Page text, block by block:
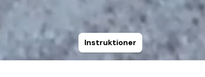
Instruktioner